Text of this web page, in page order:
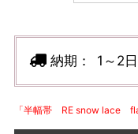
納期： 1～2
「半幅帯 RE snow lace